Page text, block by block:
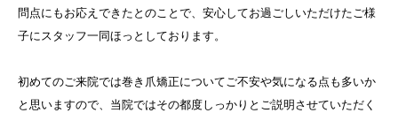
問点にもお応えできたとのことで、安心してお過ごしいただけたご様
子にスタッフ一同ほっとしております。
初めてのご来院では巻き爪矯正についてご不安や気になる点も多いか
と思いますので、当院ではその都度しっかりとご説明させていただく